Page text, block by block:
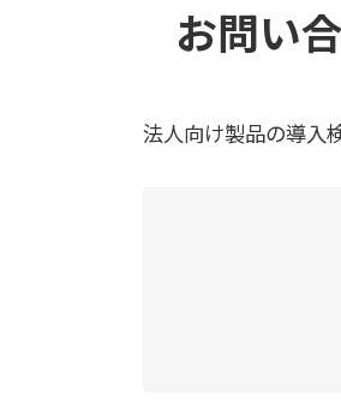
お問い
法人向け製品の導入